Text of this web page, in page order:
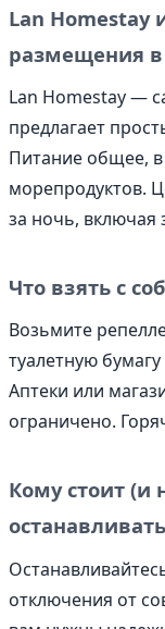
Lan Homestay
размещения
Lan Homestay —
предлагает
Питание общее,
морепродуктов.
за ночь, включая
Что взять с
Возьмите
туалетную
Аптеки или
ограничено.
Кому стоит (и
отключения от